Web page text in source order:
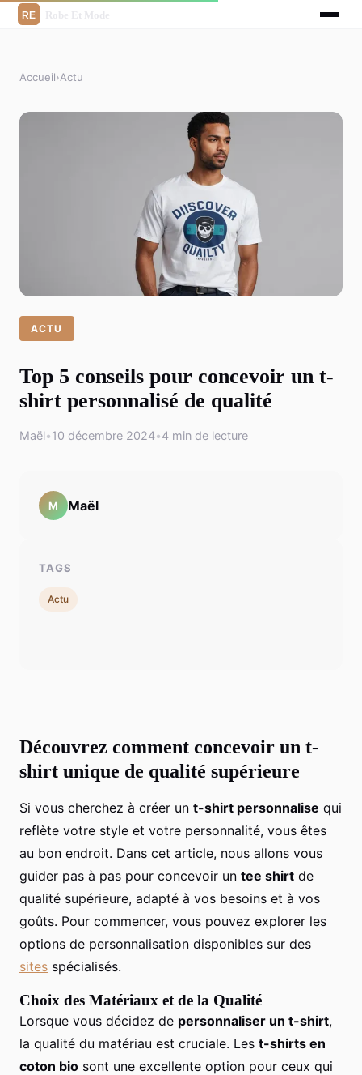
Accueil›Actu
ACTU
Top 5 conseils pour concevoir un t-
shirt personnalisé de qualité
Maël•10 décembre 2024•4 min de lecture
Découvrez comment concevoir un t-
shirt unique de qualité supérieure
Si vous cherchez à créer un t-shirt personnalise qui
reflète votre style et votre personnalité, vous êtes
au bon endroit. Dans cet article, nous allons vous
guider pas à pas pour concevoir un tee shirt de
qualité supérieure, adapté à vos besoins et à vos
goûts. Pour commencer, vous pouvez explorer les
options de personnalisation disponibles sur des
sites spécialisés.
Choix des Matériaux et de la Qualité
Lorsque vous décidez de personnaliser un t-shirt,
la qualité du matériau est cruciale. Les t-shirts en
coton bio sont une excellente option pour ceux qui
M Maël
TAGS
Actu